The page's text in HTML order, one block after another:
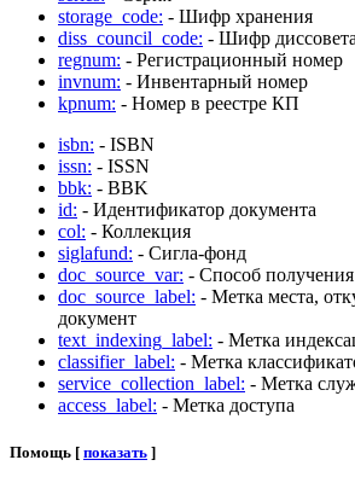
storage_code: - Шифр хранения
diss_council_code: - Шифр диссовета
regnum: - Регистрационный номер
invnum: - Инвентарный номер
kpnum: - Номер в реестре КП
isbn: - ISBN
issn: - ISSN
bbk: - BBK
id: - Идентификатор документа
col: - Коллекция
siglafund: - Сигла-фонд
doc_source_var: - Способ
doc_source_label: - Метка места,
документ
text_indexing_label: - Метка
classifier_label: - Метка
service_collection_label: - Метка
access_label: - Метка доступа
Помощь [ показать ]